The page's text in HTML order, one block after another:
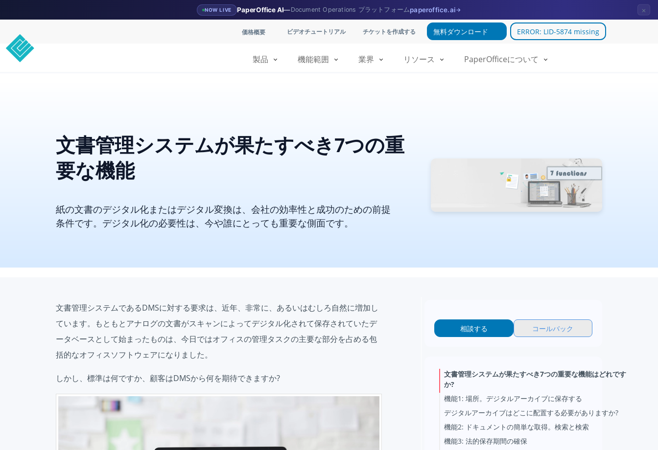
NOW LIVE PaperOffice AI—Document Operations プラットフォームpaperoffice.ai→ ×
価格概要 ビデオチュートリアル チケットを作成する 無料ダウンロード ERROR: LID-5874 missing
PaperOfficeについて
リソース
業界
機能範囲
製品
文書管理システムが果たすべき7つの重
要な機能
紙の文書のデジタル化またはデジタル変換は、会社の効率性と成功のための前提
条件です。デジタル化の必要性は、今や誰にとっても重要な側面です。
文書管理システムであるDMSに対する要求は、近年、非常に、あるいはむしろ自然に増加し
ています。もともとアナログの文書がスキャンによってデジタル化されて保存されていたデ
ータベースとして始まったものは、今日ではオフィスの管理タスクの主要な部分を占める包
括的なオフィスソフトウェアになりました。
しかし、標準は何ですか、顧客はDMSから何を期待できますか?
相談する コールバック
文書管理システムが果たすべき7つの重要な機能はどれです
か?
機能1: 場所。デジタルアーカイブに保存する
デジタルアーカイブはどこに配置する必要がありますか?
機能2: ドキュメントの簡単な取得。検索と検索
機能3: 法的保存期間の確保